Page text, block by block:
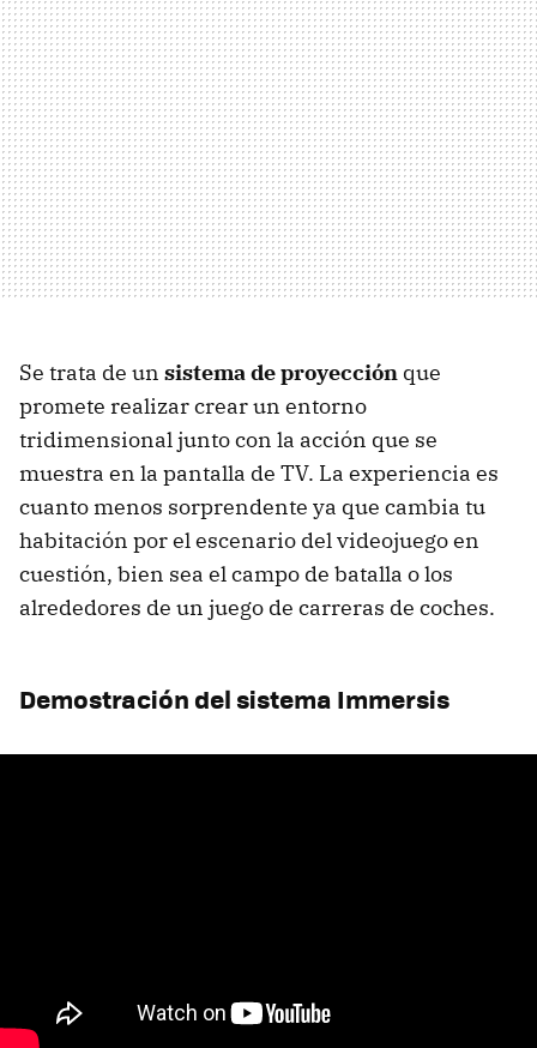
Se trata de un sistema de proyección que
promete realizar crear un entorno
tridimensional junto con la acción que se
muestra en la pantalla de TV. La experiencia es
cuanto menos sorprendente ya que cambia tu
habitación por el escenario del videojuego en
cuestión, bien sea el campo de batalla o los
alrededores de un juego de carreras de coches.
Demostración del sistema Immersis